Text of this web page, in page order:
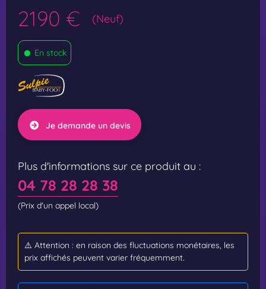
2190 € (Neuf)
• En stock
Je demande un devis
Plus d'informations sur ce produit au :
04 78 28 28 38
(Prix d'un appel local)
⚠️ Attention : en raison des fluctuations monétaires, les
prix affichés peuvent varier fréquemment.